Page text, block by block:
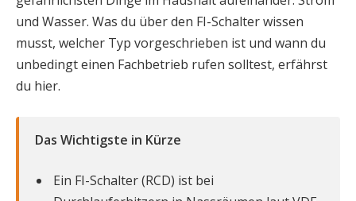
und Wasser. Was du über den FI-Schalter wissen
musst, welcher Typ vorgeschrieben ist und wann du
unbedingt einen Fachbetrieb rufen solltest, erfährst
du hier.
Das Wichtigste in Kürze
Ein FI-Schalter (RCD) ist bei